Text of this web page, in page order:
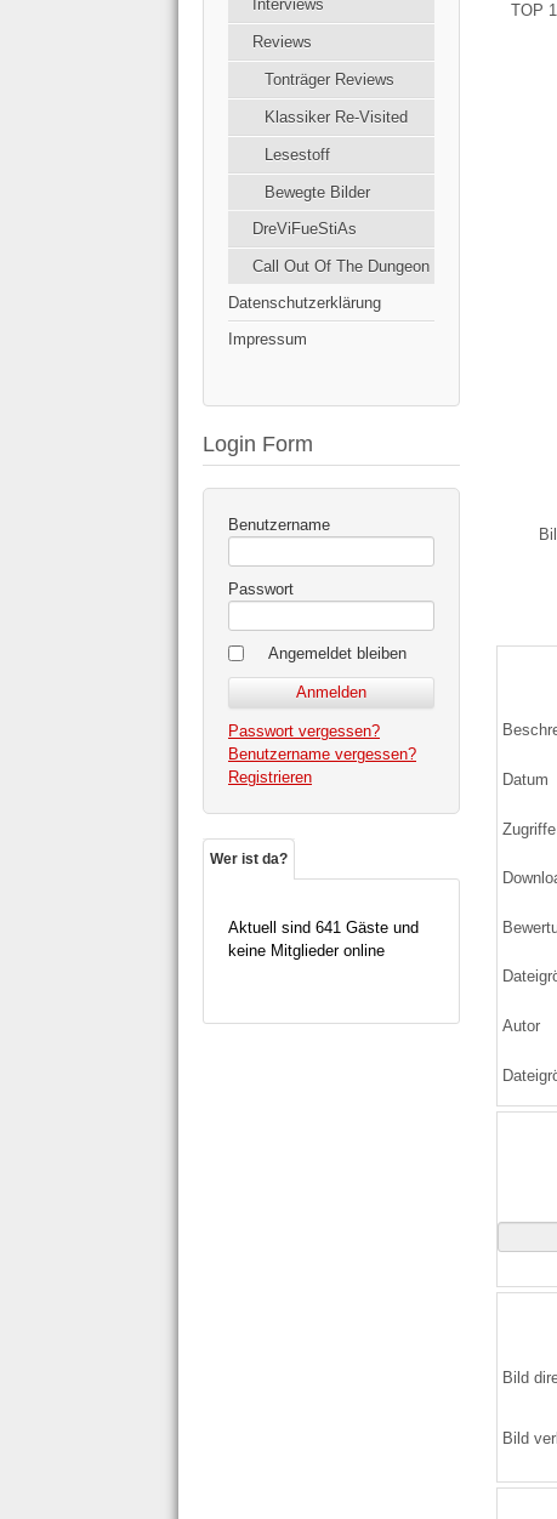
Interviews
Reviews
Tonträger Reviews
Klassiker Re-Visited
Lesestoff
Bewegte Bilder
DreViFueStiAs
Call Out Of The Dungeon
Datenschutzerklärung
Impressum
Login Form
Benutzername
Passwort
Angemeldet bleiben
Passwort vergessen?
Benutzername vergessen?
Registrieren
Wer ist da?
Aktuell sind 641 Gäste und
keine Mitglieder online
TOP
Datum
Zugriffe
Autor
Bild
Bild